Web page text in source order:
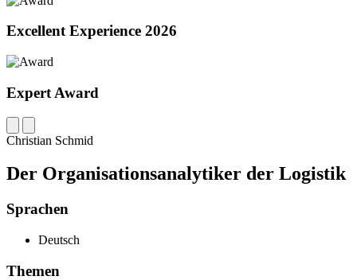
Excellent Experience 2026
Expert Award
Christian Schmid
Der Organisationsanalytiker der Logistik
Sprachen
Deutsch
Themen